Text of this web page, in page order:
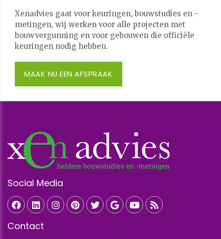
Xenadvies gaat voor keuringen, bouwstudies en -
metingen, wij werken voor alle projecten met
bouwvergunning en voor gebouwen die officiële
keuringen nodig hebben.
MAAK NU EEN AFSPRAAK
Social Media
Contact